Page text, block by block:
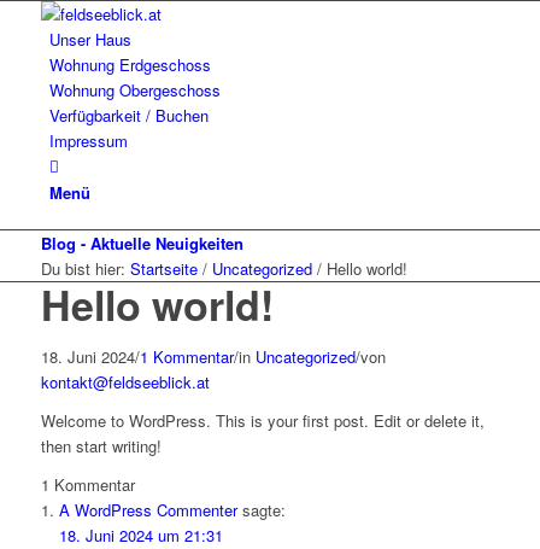
Unser Haus
Wohnung Erdgeschoss
Wohnung Obergeschoss
Verfügbarkeit / Buchen
Impressum
Menü
Blog - Aktuelle Neuigkeiten
Du bist hier: Startseite / Uncategorized / Hello world!
Hello world!
18. Juni 2024/1 Kommentar/in Uncategorized/von
kontakt@feldseeblick.at
Welcome to WordPress. This is your first post. Edit or delete it,
then start writing!
1 Kommentar
A WordPress Commenter sagte:
18. Juni 2024 um 21:31